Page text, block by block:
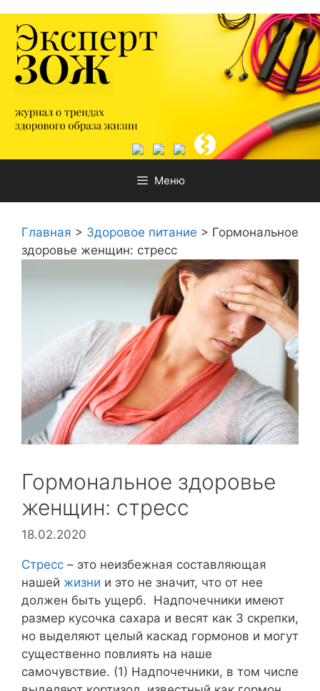
содержимому
Меню
Главная > Здоровое питание > Гормональное
здоровье женщин: стресс
Гормональное здоровье
женщин: стресс
18.02.2020
Стресс – это неизбежная составляющая
нашей жизни и это не значит, что от нее
должен быть ущерб. Надпочечники имеют
размер кусочка сахара и весят как 3 скрепки,
но выделяют целый каскад гормонов и могут
существенно повлиять на наше
самочувствие. (1) Надпочечники, в том числе